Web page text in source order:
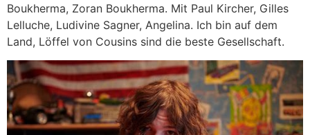
Boukherma, Zoran Boukherma. Mit Paul Kircher, Gilles
Lelluche, Ludivine Sagner, Angelina. Ich bin auf dem
Land, Löffel von Cousins ​​sind die beste Gesellschaft.